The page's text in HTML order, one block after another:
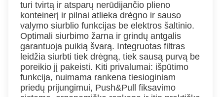
turi tvirtą ir atsparų nerūdijančio plieno
konteinerį ir pilnai atlieka drėgno ir sauso
valymo siurblio funkcijas be elektros šaltinio.
Optimali siurbimo žarna ir grindų antgalis
garantuoja puikią švarą. Integruotas filtras
leidžia siurbti tiek drėgną, tiek sausą purvą be
poreikio jį pakeisti. Kiti privalumai: išpūtimo
funkcija, nuimama rankena tiesioginiam
priedų prijungimui, Push&Pull fiksavimo